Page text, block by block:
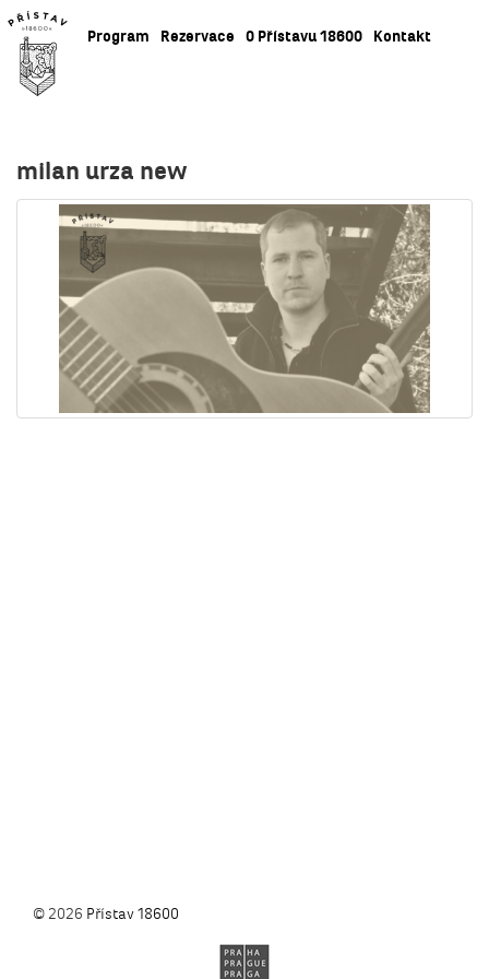
Program Rezervace O Přístavu 18600 Kontakt
milan urza new
© 2026 Přístav 18600